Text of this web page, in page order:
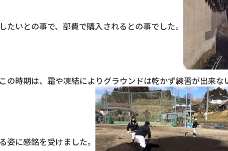
いとの事で、部費で購入されるとの事でした。
の時期は、霜や凍結によりグラウンドは乾かず練習が出来
姿に感銘を受けました。